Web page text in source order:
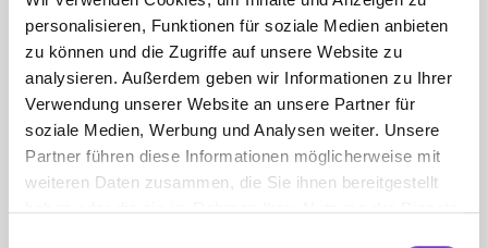
personalisieren, Funktionen für soziale Medien anbieten
zu können und die Zugriffe auf unsere Website zu
analysieren. Außerdem geben wir Informationen zu Ihrer
Verwendung unserer Website an unsere Partner für
soziale Medien, Werbung und Analysen weiter. Unsere
Partner führen diese Informationen möglicherweise mit
weiteren Daten zusammen, die Sie ihnen bereitgestellt
haben oder die sie im Rahmen Ihrer Nutzung der Dienste
Altpeer
Die Grundausbildung war sehr